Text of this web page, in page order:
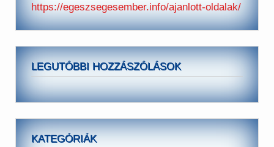
https://egeszsegesember.info/ajanlott-oldalak/
LEGUTÓBBI HOZZÁSZÓLÁSOK
KATEGÓRIÁK